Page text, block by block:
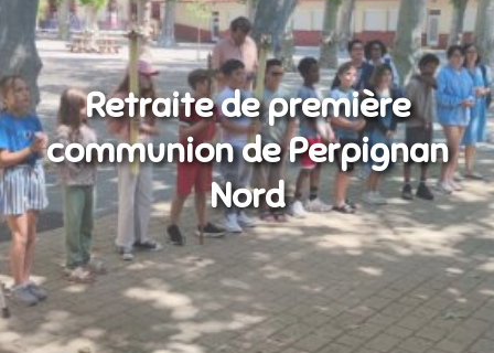
Retraite de première
communion de Perpignan
Nord